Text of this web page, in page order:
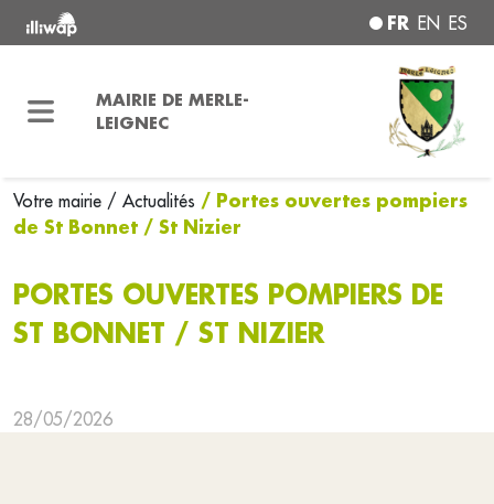
FR EN ES
MAIRIE DE MERLE-
LEIGNEC
Votre mairie / Actualités / Portes ouvertes pompiers
de St Bonnet / St Nizier
PORTES OUVERTES POMPIERS DE
ST BONNET / ST NIZIER
28/05/2026